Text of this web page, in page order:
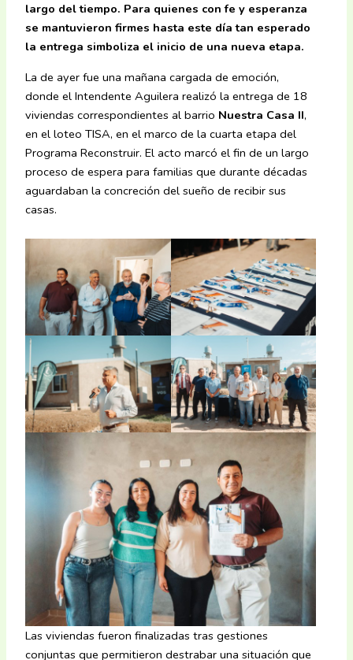
largo del tiempo. Para quienes con fe y esperanza
se mantuvieron firmes hasta este día tan esperado
la entrega simboliza el inicio de una nueva etapa.
La de ayer fue una mañana cargada de emoción,
donde el Intendente Aguilera realizó la entrega de 18
viviendas correspondientes al barrio Nuestra Casa II,
en el loteo TISA, en el marco de la cuarta etapa del
Programa Reconstruir. El acto marcó el fin de un largo
proceso de espera para familias que durante décadas
aguardaban la concreción del sueño de recibir sus
casas.
Las viviendas fueron finalizadas tras gestiones
conjuntas que permitieron destrabar una situación que